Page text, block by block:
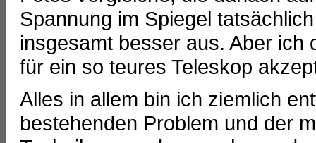
Spannung im Spiegel
insgesamt besser aus. Aber
für ein so teures Teleskop
Alles in allem bin ich ziemlich
bestehenden Problem und der